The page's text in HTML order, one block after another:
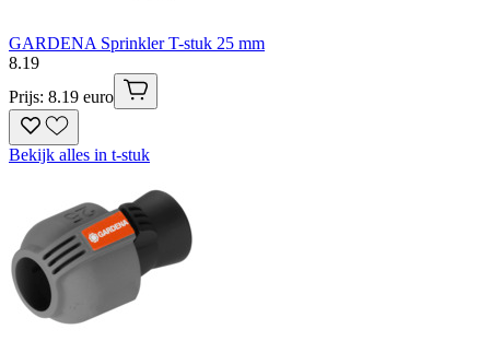
GARDENA Sprinkler T-stuk 25 mm
8.19
Prijs: 8.19 euro
Bekijk alles in t-stuk